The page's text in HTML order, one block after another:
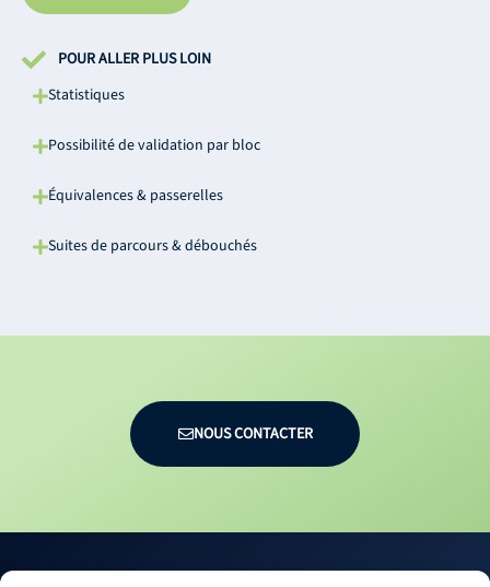
POUR ALLER PLUS LOIN
Statistiques
Possibilité de validation par bloc
Équivalences & passerelles
Suites de parcours & débouchés
NOUS CONTACTER